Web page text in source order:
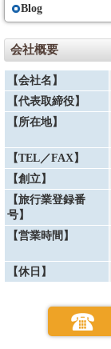
Blog
会社概要
【会社名】
【代表取締役】
【所在地】
【TEL／FAX】
【創立】
【旅行業登録番
号】
【営業時間】
【休日】